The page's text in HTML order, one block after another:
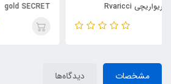
gold SECRET
مشخصات دیدگاه‌ها